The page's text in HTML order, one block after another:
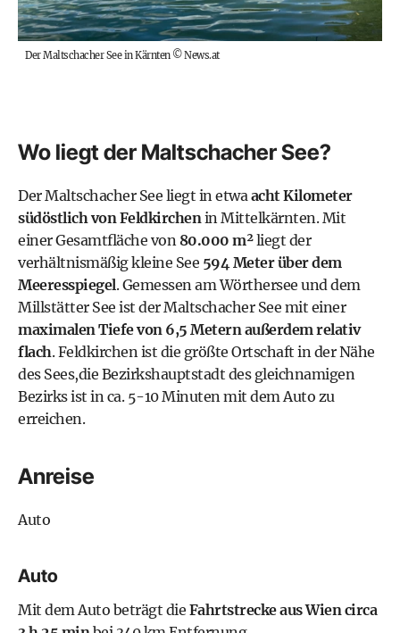
Der Maltschacher See in Kärnten©News.at
Wo liegt der Maltschacher See?
Der Maltschacher See liegt in etwa acht Kilometer
südöstlich von Feldkirchen in Mittelkärnten. Mit
einer Gesamtfläche von 80.000 m²liegt der
verhältnismäßig kleine See 594 Meter über dem
Meeresspiegel. Gemessen am Wörthersee und dem
Millstätter See ist der Maltschacher See mit einer
maximalen Tiefe von 6,5 Metern außerdem relativ
flach. Feldkirchen ist die größte Ortschaft in der Nähe
des Sees,die Bezirkshauptstadt des gleichnamigen
Bezirks ist in ca. 5-10 Minuten mit dem Auto zu
erreichen.
Anreise
Auto
Auto
Mit dem Auto beträgt die Fahrtstrecke aus Wien circa